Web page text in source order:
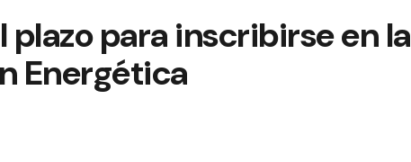
plazo para inscribirse en la
Energética